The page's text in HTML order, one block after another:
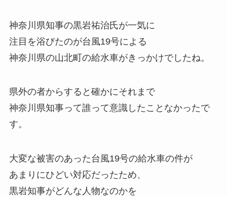
神奈川県知事の黒岩祐治氏が一気に
注目を浴びたのが台風19号による
神奈川県の山北町の給水車がきっかけでしたね。
県外の者からすると確かにそれまで
神奈川県知事って誰って意識したことなかったで
す。
大変な被害のあった台風19号の給水車の件が
あまりにひどい対応だったため、
黒岩知事がどんな人物なのかを